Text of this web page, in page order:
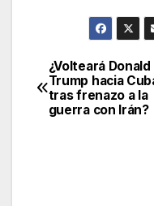
de
¿Volteará Donald
Trump hacia
tras frenazo a la
guerra con Irán?